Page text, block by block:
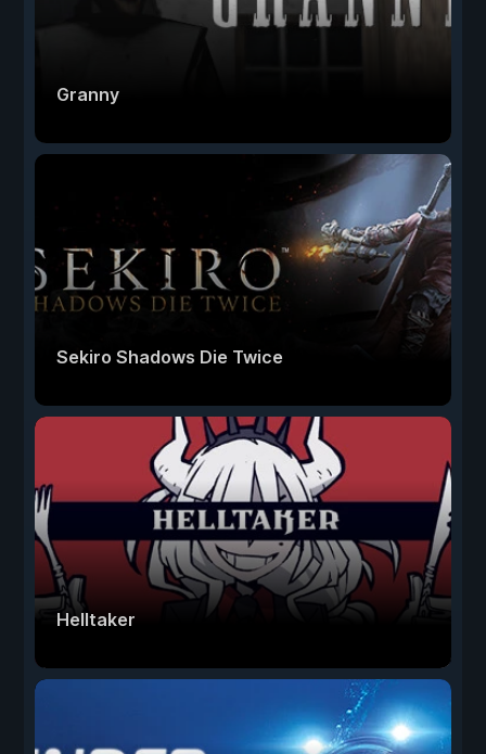
Granny
Sekiro Shadows Die Twice
Helltaker